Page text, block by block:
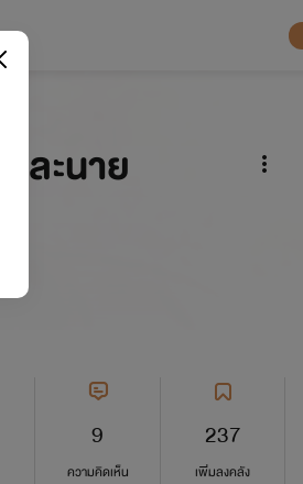
ละนาย
9
ความคิดเห็น
237
เพิ่มลงคลัง